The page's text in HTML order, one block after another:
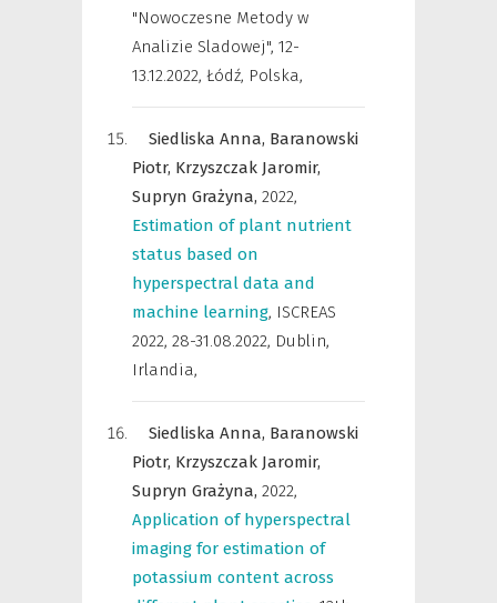
"Nowoczesne Metody w
Analizie Sladowej", 12-
13.12.2022, Łódź, Polska,
Siedliska Anna, Baranowski
Piotr, Krzyszczak Jaromir,
Supryn Grażyna, 2022,
Estimation of plant nutrient
status based on
hyperspectral data and
machine learning, ISCREAS
2022, 28-31.08.2022, Dublin,
Irlandia,
Siedliska Anna, Baranowski
Piotr, Krzyszczak Jaromir,
Supryn Grażyna, 2022,
Application of hyperspectral
imaging for estimation of
potassium content across